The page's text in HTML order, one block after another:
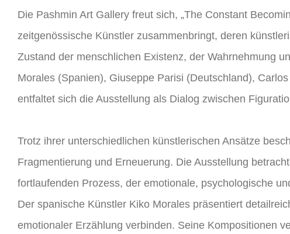
Die Pashmin Art Gallery freut sich, „The Constant
zeitgenössische Künstler zusammenbringt, deren
Zustand der menschlichen Existenz, der Wahrnehmung
Morales (Spanien), Giuseppe Parisi (Deutschland),
entfaltet sich die Ausstellung als Dialog zwischen
Trotz ihrer unterschiedlichen künstlerischen Ansätze
Fragmentierung und Erneuerung. Die Ausstellung
fortlaufenden Prozess, der emotionale, psychologische
Der spanische Künstler Kiko Morales präsentiert
emotionaler Erzählung verbinden. Seine Kompositionen